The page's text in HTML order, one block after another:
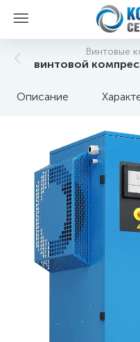
Винтовые
винтовой
Описание